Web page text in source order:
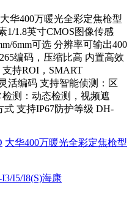
400万暖光全彩定焦枪型
1/1.8英寸CMOS图像传感
6mm可选 分辨率可输出400
编码，压缩比高 内置高效
持ROI，SMART
活编码 支持智能侦测：区
测：动态检测，视频遮
支持IP67防护等级 DH-
大华400万暖光全彩定焦枪型
I5/I8(S)海康